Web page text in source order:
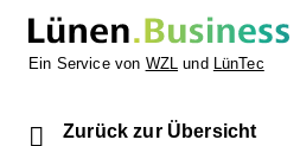
Ein Service von WZL und LünTec
Zurück zur Übersicht